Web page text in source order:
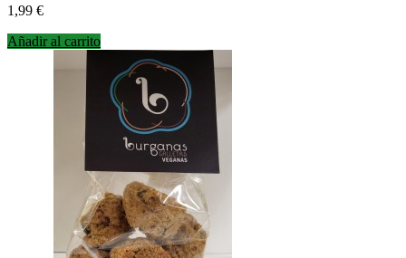
Precio
1,99 €
Añadir al carrito